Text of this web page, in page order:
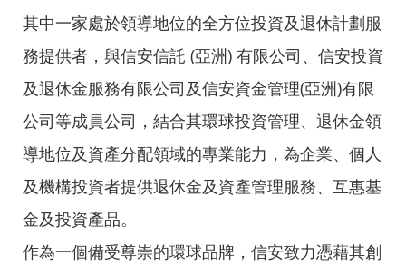
其中一家處於領導地位的全方位投資及退休計劃服
務提供者，與信安信託 (亞洲) 有限公司、信安投資
及退休金服務有限公司及信安資金管理(亞洲)有限
公司等成員公司，結合其環球投資管理、退休金領
導地位及資產分配領域的專業能力，為企業、個人
及機構投資者提供退休金及資產管理服務、互惠基
金及投資產品。
作為一個備受尊崇的環球品牌，信安致力憑藉其創